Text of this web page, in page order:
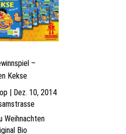
–
Kekse
Dez. 10, 2014
Weihnachten
Bio